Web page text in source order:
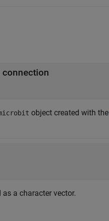
connection
object created with the
a character vector.